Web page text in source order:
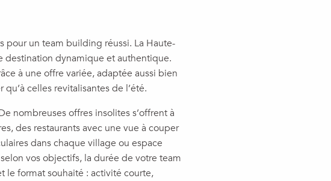
pour un team building réussi. La Haute-
destination dynamique et authentique.
à une offre variée, adaptée aussi bien
celles revitalisantes de l’été.
nombreuses offres insolites s’offrent à
des restaurants avec une vue à couper
dans chaque village ou espace
vos objectifs, la durée de votre team
le format souhaité : activité courte,